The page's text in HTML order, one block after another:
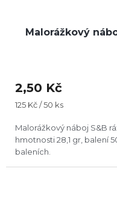
Malorážkový
2,50 Kč
Měrná
125 Kč / 50 ks
Malorážkový náboj S&B
hmotnosti 28,1 gr, balení
baleních.